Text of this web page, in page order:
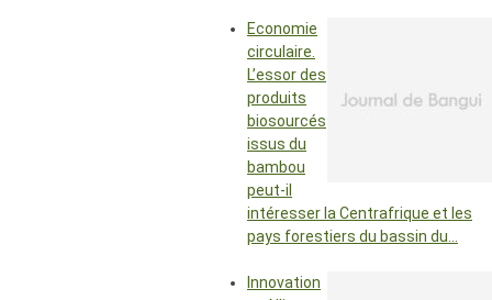
Economie
circulaire.
L’essor des
produits
biosourcés
issus du
bambou
peut-il
intéresser la Centrafrique et les
pays forestiers du bassin du…
Innovation